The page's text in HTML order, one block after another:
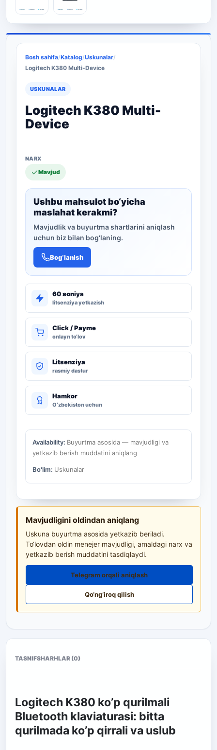
Bosh sahifa/Katalog/Uskunalar/
Logitech K380 Multi-Device
USKUNALAR
Logitech K380 Multi-
Device
Mavjud
Ushbu mahsulot bo‘yicha
maslahat kerakmi?
Mavjudlik va buyurtma shartlarini aniqlash
uchun biz bilan bog‘laning.
Bog‘lanish
60 soniya
litsenziya yetkazish
Click / Payme
onlayn to‘lov
Litsenziya
rasmiy dastur
Hamkor
O‘zbekiston uchun
Availability: Buyurtma asosida — mavjudligi va
yetkazib berish muddatini aniqlang
Bo'lim: Uskunalar
Mavjudligini oldindan aniqlang
Uskuna buyurtma asosida yetkazib beriladi.
To‘lovdan oldin menejer mavjudligi, amaldagi narx va
yetkazib berish muddatini tasdiqlaydi.
Telegram orqali aniqlash
Qo‘ng‘iroq qilish
TASNIFSHARHLAR (0)
Logitech K380 ko’p qurilmali
Bluetooth klaviaturasi: bitta
qurilmada ko’p qirrali va uslub